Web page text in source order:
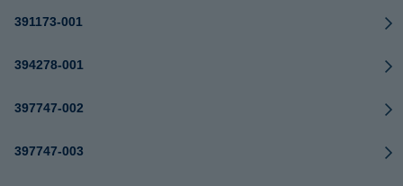
391173-001
394278-001
397747-002
397747-003